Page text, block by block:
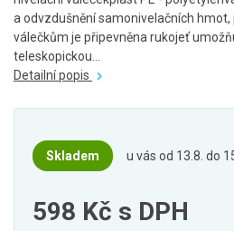
a odvzdušnění samonivelačních
válečkům je připevněna rukojeť
teleskopickou...
Detailní popis
Skladem u vás od 13.8. do
598 Kč s DPH